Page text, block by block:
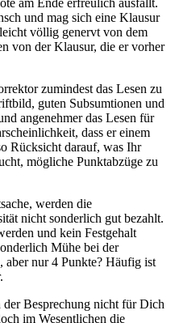
am Ende erfreulich ausfällt.
und mag sich eine Klausur
völlig genervt von dem
von der Klausur, die er vorher
zumindest das Lesen zu
guten Subsumtionen und
angenehmer das Lesen für
dass er einem
Rücksicht darauf, was Ihr
mögliche Punktabzüge zu
werden die
nicht sonderlich gut bezahlt.
und kein Festgehalt
Mühe bei der
nur 4 Punkte? Häufig ist
der Besprechung nicht für Dich
im Wesentlichen die